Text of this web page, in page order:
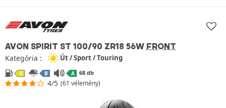
AVON SPIRIT ST 100/90 ZR18 56W FRONT
Kategória : Út / Sport / Touring
C B A 68 db
4/5 (61 vélemény)